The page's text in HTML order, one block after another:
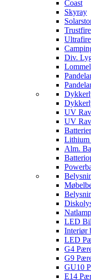
Coast
Skyray
Trustfire
Ultrafire
Div.
UV
UV
Lithium
Alm.
LED
Interiør
LED
G4
G9
GU10
E14